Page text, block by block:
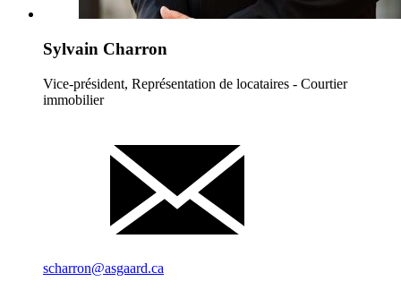
Sylvain Charron
Vice-président, Représentation de locataires - Courtier
immobilier
scharron@asgaard.ca